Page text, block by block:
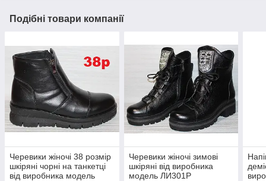
Подібні товари компанії
Черевики жіночі 38 розмір
шкіряні чорні на танкетці
від виробника модель
Черевики жіночі зимові
шкіряні від виробника
модель ЛИ301Р